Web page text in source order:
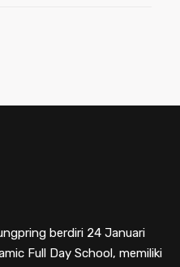
berdiri 24 Januari
Full Day School, memiliki